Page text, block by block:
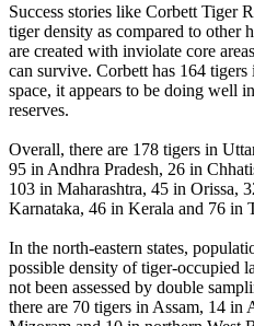
Success stories like Corbett Tiger
tiger density as compared to other
are created with inviolate core
can survive. Corbett has 164
space, it appears to be doing well
reserves.
Overall, there are 178 tigers in
95 in Andhra Pradesh, 26 in
103 in Maharashtra, 45 in Orissa,
Karnataka, 46 in Kerala and 76 in
In the north-eastern states,
possible density of tiger-occupied
not been assessed by double
there are 70 tigers in Assam, 14 in